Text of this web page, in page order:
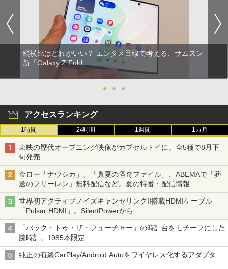
縦横比はどれがいい？ エンタメ目線で考える、サムスン
新「Galaxy Z Fold」
● ● ●
アクセスランキング
1時間 24時間 1週間 1カ月
東映の歴代オープニング映像がカプセルトイに。全5種で8月下
旬発売
金ロー「ナウシカ」、「真夏の怪奇ファイル」、ABEMAで「葬
送のフリーレン」無料配信など。夏の特番・配信情報
世界初アクティブノイズキャンセリングII搭載HDMIケーブル
「Pulsar HDMI」。SilentPowerから
「バック・トゥ・ザ・フューチャー」の時計台をモチーフにした
腕時計。1985本限定
純正の有線CarPlay/Android Autoをワイヤレス化するアダプタ